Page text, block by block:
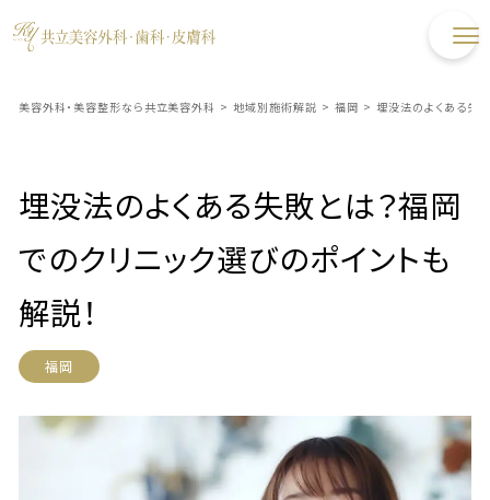
美容外科・美容整形なら共立美容外科 > 地域別施術解説 > 福岡 > 埋没法のよくある失
埋没法のよくある失敗とは？福岡
でのクリニック選びのポイントも
解説！
福岡